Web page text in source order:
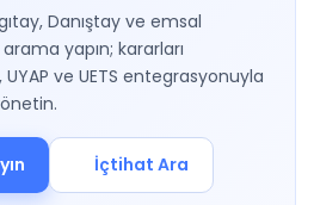
Danıştay ve emsal
yapın; kararları
UYAP ve UETS entegrasyonuyla
İçtihat Ara